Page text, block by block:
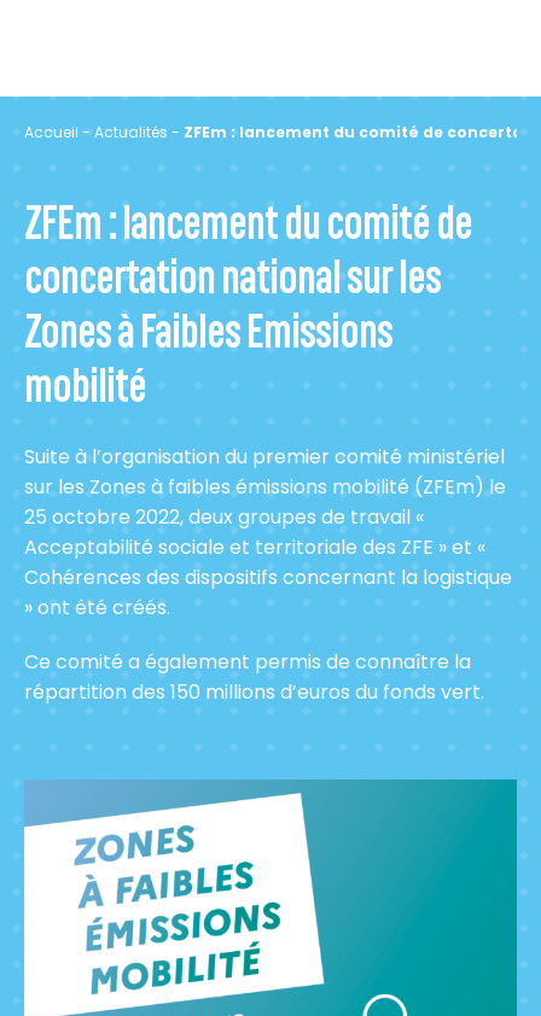
Accueil -Actualités - ZFEm : lancement du comité de
ZFEm : lancement du comité de
concertation national sur les
Zones à Faibles Emissions
mobilité
Suite à l’organisation du premier comité ministériel
sur les Zones à faibles émissions mobilité (ZFEm) le
25 octobre 2022, deux groupes de travail «
Acceptabilité sociale et territoriale des ZFE » et «
Cohérences des dispositifs concernant la logistique
» ont été créés.
Ce comité a également permis de connaître la
répartition des 150 millions d’euros du fonds vert.